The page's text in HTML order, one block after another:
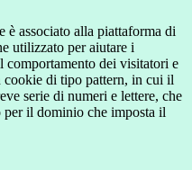
è associato alla piattaforma di
utilizzato per aiutare i
dei visitatori e
cookie di tipo pattern, in cui il
serie di numeri e lettere, che
il dominio che imposta il